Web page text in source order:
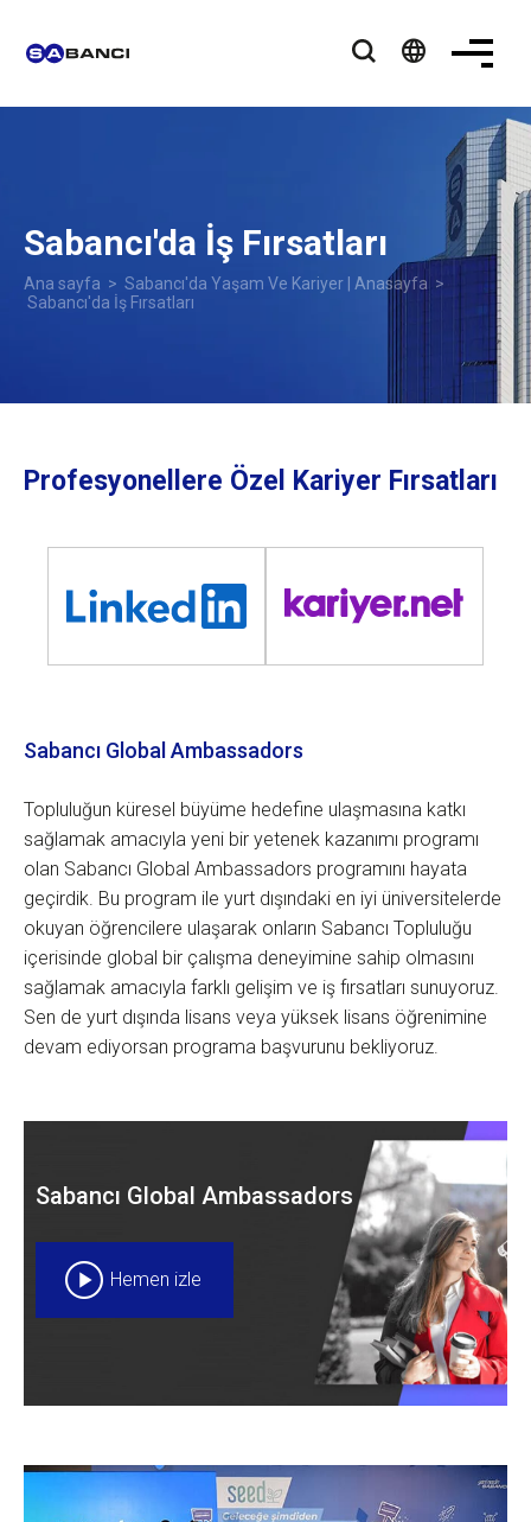
language
Sabancı'da İş Fırsatları
Ana sayfa > Sabancı'da Yaşam Ve Kariyer | Anasayfa >
Sabancı'da İş Fırsatları
Profesyonellere Özel Kariyer Fırsatları
Sabancı Global Ambassadors
Topluluğun küresel büyüme hedefine ulaşmasına katkı
sağlamak amacıyla yeni bir yetenek kazanımı programı
olan Sabancı Global Ambassadors programını hayata
geçirdik. Bu program ile yurt dışındaki en iyi üniversitelerde
okuyan öğrencilere ulaşarak onların Sabancı Topluluğu
içerisinde global bir çalışma deneyimine sahip olmasını
sağlamak amacıyla farklı gelişim ve iş fırsatları sunuyoruz.
Sen de yurt dışında lisans veya yüksek lisans öğrenimine
devam ediyorsan programa başvurunu bekliyoruz.
Sabancı Global Ambassadors
Hemen izle